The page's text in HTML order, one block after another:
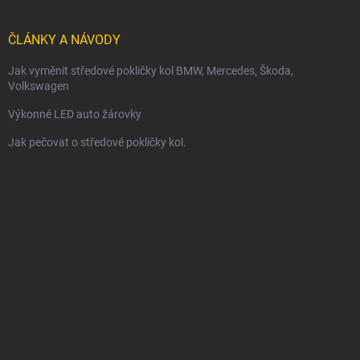
ČLÁNKY A NÁVODY
Jak vyměnit středové pokličky kol BMW, Mercedes, Škoda,
Volkswagen
Výkonné LED auto žárovky
Jak pečovat o středové pokličky kol.